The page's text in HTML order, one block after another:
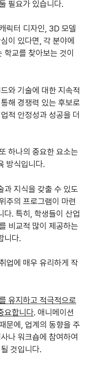
필요가 있습니다.
릭터 디자인, 3D 모델
이 있다면, 각 분야에
교를 찾아보는 것이
와 기술에 대한 지속적
해 경쟁력 있는 후보로
적 안정성과 성공을 더
하나의 중요한 요소는
방식입니다.
과 지식을 갖출 수 있도
주의 프로그램이 마련
다. 특히, 학생들이 산업
비교적 많이 제공하는
니다.
업에 매우 유리하게 작
유지하고 적극적으로
요합니다. 애니메이션
문에, 업계의 동향을 주
나 워크숍에 참여하여
것입니다.